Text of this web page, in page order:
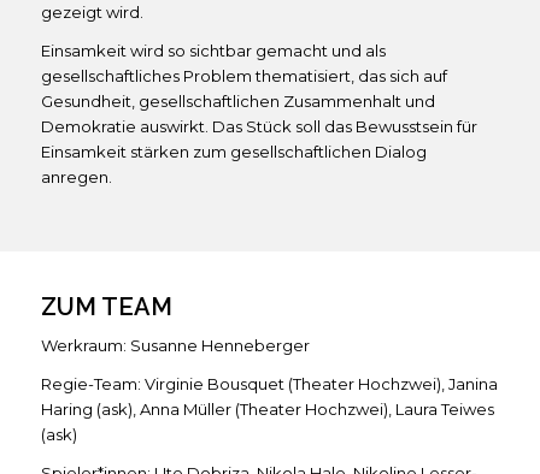
gezeigt wird.
Einsamkeit wird so sichtbar gemacht und als
gesellschaftliches Problem thematisiert, das sich auf
Gesundheit, gesellschaftlichen Zusammenhalt und
Demokratie auswirkt. Das Stück soll das Bewusstsein für
Einsamkeit stärken zum gesellschaftlichen Dialog
anregen.
ZUM TEAM
Werkraum: Susanne Henneberger
Regie-Team: Virginie Bousquet (Theater Hochzwei), Janina
Haring (ask), Anna Müller (Theater Hochzwei), Laura Teiwes
(ask)